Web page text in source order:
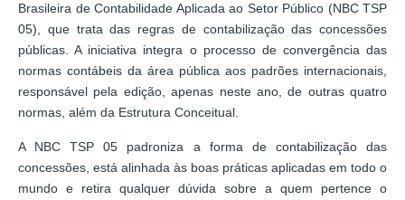
Brasileira de Contabilidade Aplicada ao Setor Público (NBC TSP
05), que trata das regras de contabilização das concessões
públicas. A iniciativa integra o processo de convergência das
normas contábeis da área pública aos padrões internacionais,
responsável pela edição, apenas neste ano, de outras quatro
normas, além da Estrutura Conceitual.
A NBC TSP 05 padroniza a forma de contabilização das
concessões, está alinhada às boas práticas aplicadas em todo o
mundo e retira qualquer dúvida sobre a quem pertence o